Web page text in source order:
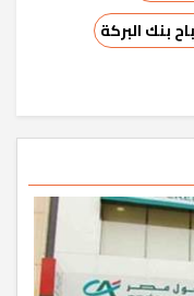
بنك البركة